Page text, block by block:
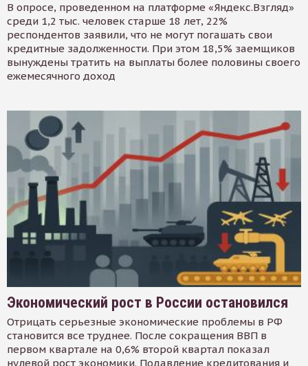
В опросе, проведенном на платформе «Яндекс.Взгляд»
среди 1,2 тыс. человек старше 18 лет, 22%
респондентов заявили, что не могут погашать свои
кредитные задолженности. При этом 18,5% заемщиков
вынуждены тратить на выплаты более половины своего
ежемесячного доход
Экономический рост в России остановился
Отрицать серьезные экономические проблемы в РФ
становится все труднее. После сокращения ВВП в
первом квартале на 0,6% второй квартал показал
нулевой рост экономики. Подавление кредитования и